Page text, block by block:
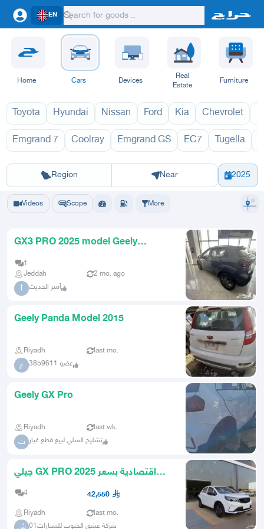
EN
Home Cars Devices
Real
Estate
Furniture
Toyota Hyundai Nissan Ford Kia Chevrolet
Emgrand 7 Coolray Emgrand GS EC7 Tugella
Region
Riyadh Eastern Region Yanbu Hafar Al Batin Madinah
Near 2025
LC Panda
Videos Scope More
GX3 PRO 2025 model Geely
1
Jeddah
2 mo. ago
أ أمير الحديث
Geely Panda Model 2015
Riyadh last mo.
ع عضو 3859611
Geely GX Pro
Riyadh last wk.
ت تشليح السلي لبيع قطع غيار
جيلي GX PRO 2025 اقتصادية بسعر
4 42,550
Riyadh last mo.
شركة عشق الجنوب للسيارات01